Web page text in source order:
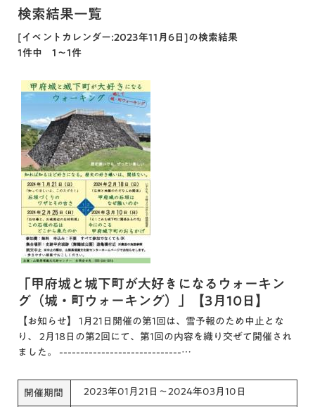
検索結果一覧
[イベントカレンダー:2023年11月6日]の検索結果
1件中 1～1件
「甲府城と城下町が大好きになるウォーキン
グ（城・町ウォーキング）」【3月10日】
【お知らせ】 1月21日開催の第1回は、雪予報のため中止とな
り、 2月18日の第2回にて、第1回の内容を織り交ぜて開催され
ました。 -----------------------------…
開催期間 2023年01月21日～2024年03月10日